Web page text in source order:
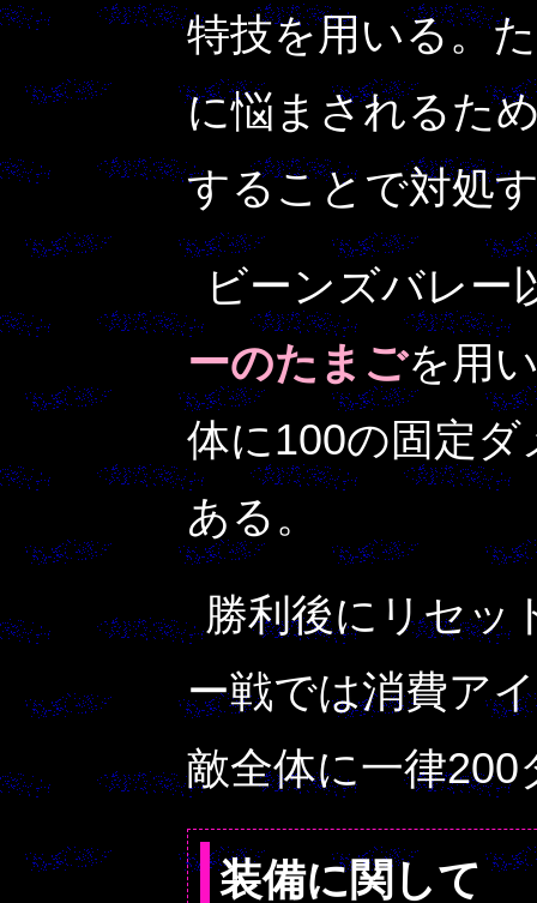
特技を用いる。
に悩まされるた
することで対処
ビーンズバレー
ーのたまごを用
体に100の固定
ある。
勝利後にリセッ
ー戦では消費ア
敵全体に一律
装備に関して